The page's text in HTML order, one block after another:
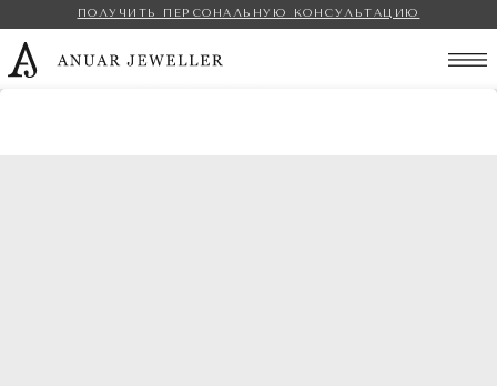
ПОЛУЧИТЬ ПЕРСОНАЛЬНУЮ КОНСУЛЬТАЦИЮ